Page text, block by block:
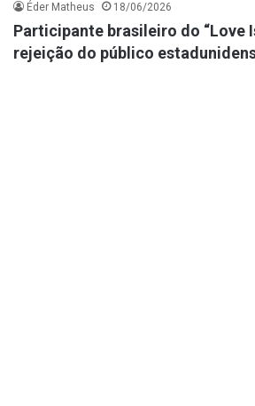
Éder Matheus 18/06/2026
Participante brasileiro do “Love
rejeição do público